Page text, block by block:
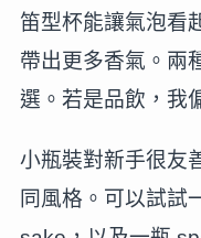
笛型杯能讓氣泡看
帶出更多香氣。兩
選。若是品飲，我
小瓶裝對新手很友
同風格。可以試試